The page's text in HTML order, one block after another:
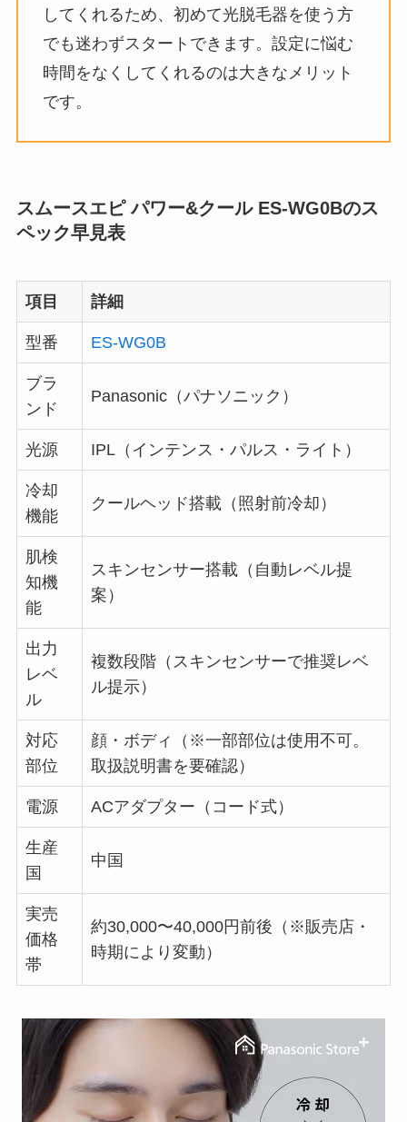
してくれるため、初めて光脱毛器を使う方
でも迷わずスタートできます。設定に悩む
時間をなくしてくれるのは大きなメリット
です。
スムースエピ パワー&クール ES-WG0Bのス
ペック早見表
項目 詳細
型番 ES-WG0B
ブラ
ンド
Panasonic（パナソニック）
光源 IPL（インテンス・パルス・ライト）
冷却
機能
クールヘッド搭載（照射前冷却）
肌検
知機
能
スキンセンサー搭載（自動レベル提
案）
出力
レベ
ル
複数段階（スキンセンサーで推奨レベ
ル提示）
対応
部位
顔・ボディ（※一部部位は使用不可。
取扱説明書を要確認）
電源 ACアダプター（コード式）
生産
国
中国
実売
価格
帯
約30,000〜40,000円前後（※販売店・
時期により変動）